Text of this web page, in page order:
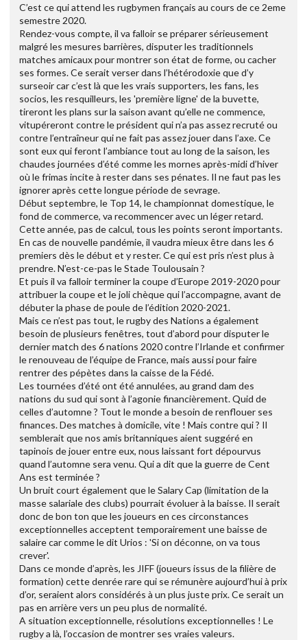
C’est ce qui attend les rugbymen français au cours de ce 2eme
semestre 2020.
Rendez-vous compte, il va falloir se préparer sérieusement
malgré les mesures barrières, disputer les traditionnels
matches amicaux pour montrer son état de forme, ou cacher
ses formes. Ce serait verser dans l’hétérodoxie que d’y
surseoir car c’est là que les vrais supporters, les fans, les
socios, les resquilleurs, les 'première ligne' de la buvette,
tireront les plans sur la saison avant qu’elle ne commence,
vitupéreront contre le président qui n’a pas assez recruté ou
contre l’entraîneur qui ne fait pas assez jouer dans l’axe. Ce
sont eux qui feront l’ambiance tout au long de la saison, les
chaudes journées d’été comme les mornes après-midi d’hiver
où le frimas incite à rester dans ses pénates. Il ne faut pas les
ignorer après cette longue période de sevrage.
Début septembre, le Top 14, le championnat domestique, le
fond de commerce, va recommencer avec un léger retard.
Cette année, pas de calcul, tous les points seront importants.
En cas de nouvelle pandémie, il vaudra mieux être dans les 6
premiers dès le début et y rester. Ce qui est pris n’est plus à
prendre. N’est-ce-pas le Stade Toulousain ?
Et puis il va falloir terminer la coupe d’Europe 2019-2020 pour
attribuer la coupe et le joli chèque qui l’accompagne, avant de
débuter la phase de poule de l’édition 2020-2021.
Mais ce n’est pas tout, le rugby des Nations a également
besoin de plusieurs fenêtres, tout d’abord pour disputer le
dernier match des 6 nations 2020 contre l’Irlande et confirmer
le renouveau de l’équipe de France, mais aussi pour faire
rentrer des pépètes dans la caisse de la Fédé.
Les tournées d’été ont été annulées, au grand dam des
nations du sud qui sont à l’agonie financièrement. Quid de
celles d’automne ? Tout le monde a besoin de renflouer ses
finances. Des matches à domicile, vite ! Mais contre qui ? Il
semblerait que nos amis britanniques aient suggéré en
tapinois de jouer entre eux, nous laissant fort dépourvus
quand l’automne sera venu. Qui a dit que la guerre de Cent
Ans est terminée ?
Un bruit court également que le Salary Cap (limitation de la
masse salariale des clubs) pourrait évoluer à la baisse. Il serait
donc de bon ton que les joueurs en ces circonstances
exceptionnelles acceptent temporairement une baisse de
salaire car comme le dit Urios : 'Si on déconne, on va tous
crever'.
Dans ce monde d’après, les JIFF (joueurs issus de la filière de
formation) cette denrée rare qui se rémunère aujourd’hui à prix
d’or, seraient alors considérés à un plus juste prix. Ce serait un
pas en arrière vers un peu plus de normalité.
A situation exceptionnelle, résolutions exceptionnelles ! Le
rugby a là, l’occasion de montrer ses vraies valeurs.